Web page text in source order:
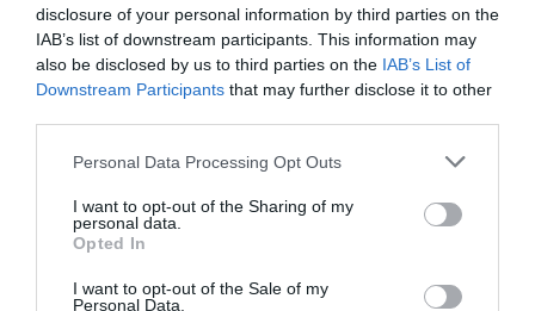
disclosure of your personal information by third parties on the
IAB’s list of downstream participants. This information may
also be disclosed by us to third parties on the IAB’s List of
Downstream Participants that may further disclose it to other
Personal Data Processing Opt Outs
I want to opt-out of the Sharing of my
personal data.
Opted In
I want to opt-out of the Sale of my
Personal Data.
Την επιβεβαίωση για το μέγεθος των ψαριών που θα
ανιχνεύσουμε, θα τη δώσει το Accufish, το οποίο θα
μας κάνει ακριβή μέτρηση του μήκους των στόχων!